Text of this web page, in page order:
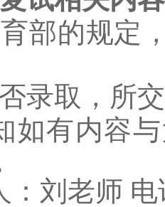
部的规定
录取，所
如有内容
刘 老师